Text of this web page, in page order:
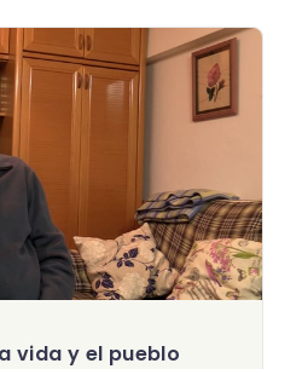
vida y el pueblo